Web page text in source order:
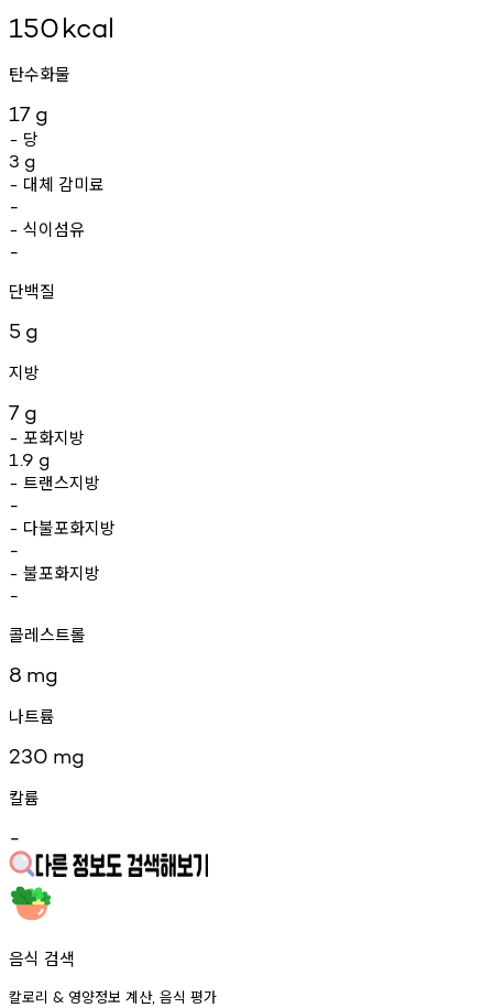
150kcal
탄수화물
17 g
- 당
3 g
- 대체 감미료
-
- 식이섬유
-
단백질
5 g
지방
7 g
- 포화지방
1.9 g
- 트랜스지방
-
- 다불포화지방
-
- 불포화지방
-
콜레스트롤
8 mg
나트륨
230 mg
칼륨
-
음식 검색
칼로리 & 영양정보 계산, 음식 평가